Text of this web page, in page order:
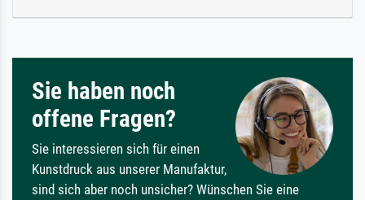
Sie haben noch
offene Fragen?
Sie interessieren sich für einen
Kunstdruck aus unserer Manufaktur,
sind sich aber noch unsicher? Wünschen Sie eine